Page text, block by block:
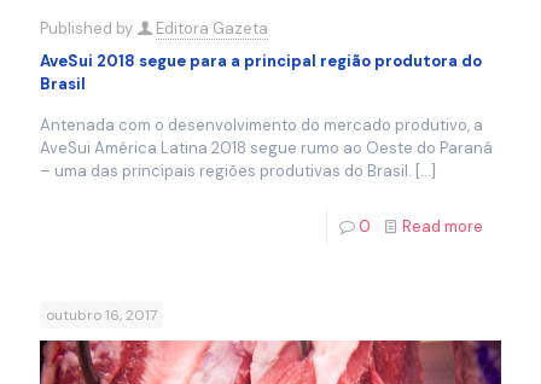
Published by
Editora Gazeta
AveSui 2018 segue para a principal região produtora do
Brasil
Antenada com o desenvolvimento do mercado produtivo, a
AveSui América Latina 2018 segue rumo ao Oeste do Paraná
– uma das principais regiões produtivas do Brasil. […]
0 Read more
outubro 16, 2017